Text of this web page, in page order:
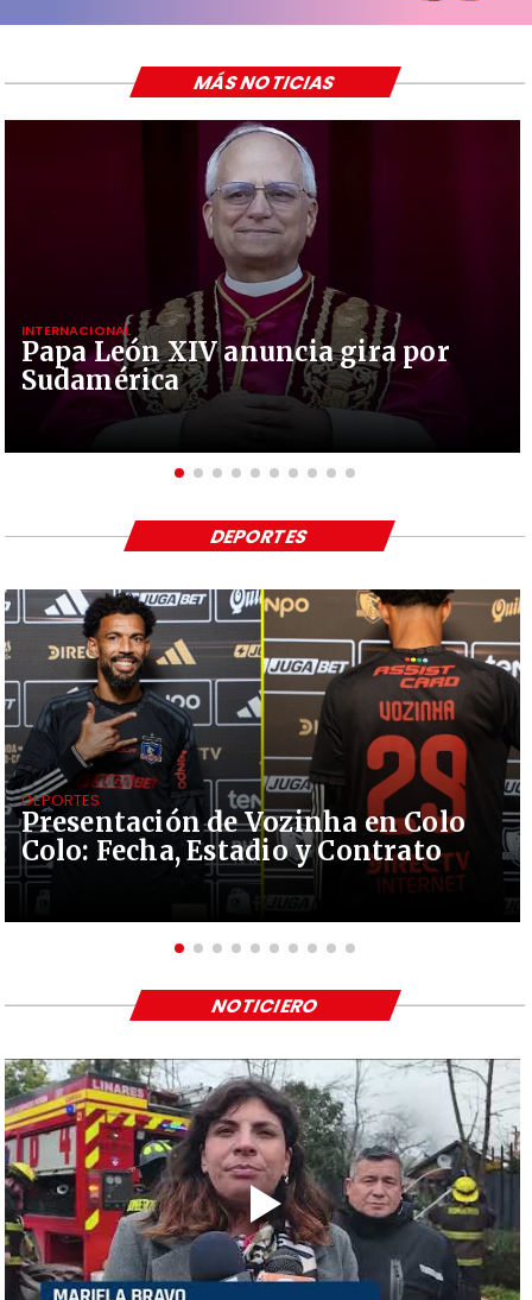
Papa León XIV anuncia gira por
Sudamérica
INTERNACIONAL
MÁS NOTICIAS
Presentación de Vozinha en Colo
Colo: Fecha, Estadio y Contrato
DEPORTES
DEPORTES
NOTICIERO